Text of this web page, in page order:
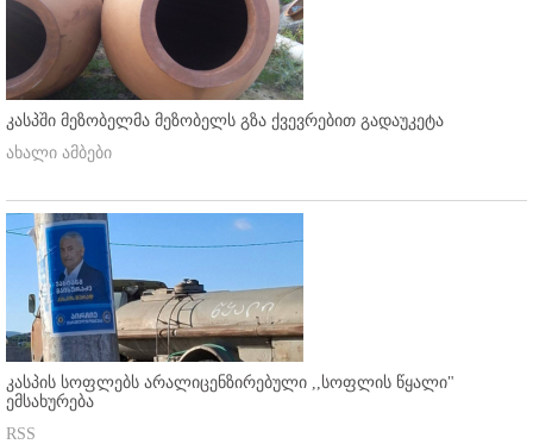
კასპში მეზობელმა მეზობელს გზა ქვევრებით გადაუკეტა
ახალი ამბები
კასპის სოფლებს არალიცენზირებული ,,სოფლის წყალი"
ემსახურება
RSS